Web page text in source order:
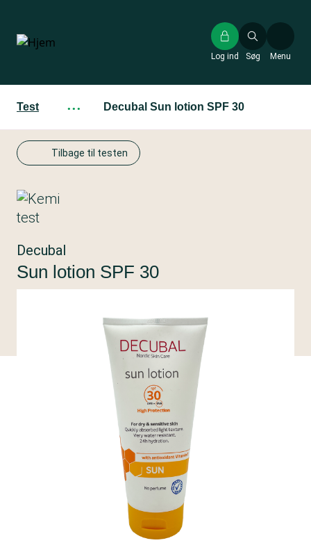
hovedindhold
Søg
Log ind Menu
Test ··· Decubal Sun lotion SPF 30
Tilbage til testen
Decubal
Sun lotion SPF 30